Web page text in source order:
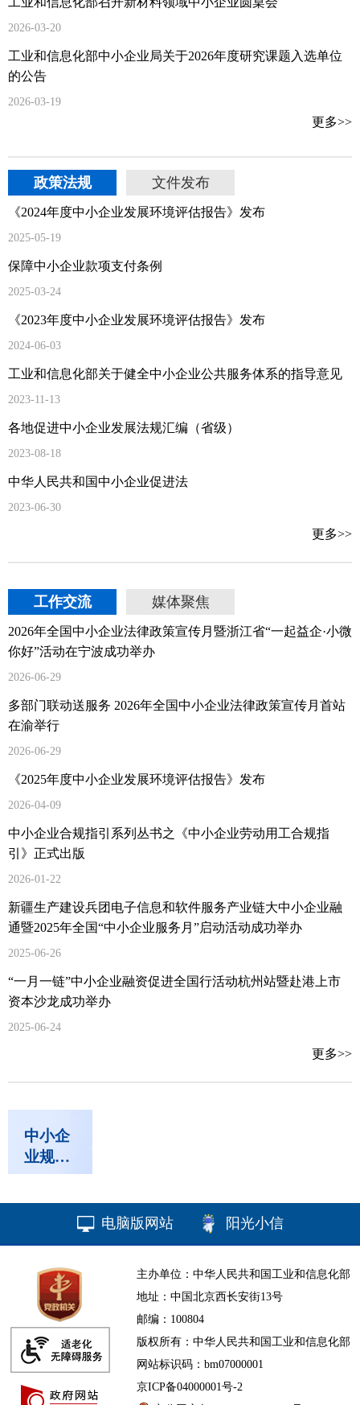
更多>>
2026-03-20
工业和信息化部中小企业局关于2026年度研究课题入选单位
的公告
2026-03-19
政策法规 文件发布
更多>>
《2024年度中小企业发展环境评估报告》发布
2025-05-19
保障中小企业款项支付条例
2025-03-24
《2023年度中小企业发展环境评估报告》发布
2024-06-03
工业和信息化部关于健全中小企业公共服务体系的指导意见
2023-11-13
各地促进中小企业发展法规汇编（省级）
2023-08-18
中华人民共和国中小企业促进法
2023-06-30
工作交流 媒体聚焦
更多>>
2026年全国中小企业法律政策宣传月暨浙江省“一起益企·小微
你好”活动在宁波成功举办
2026-06-29
多部门联动送服务 2026年全国中小企业法律政策宣传月首站
在渝举行
2026-06-29
《2025年度中小企业发展环境评估报告》发布
2026-04-09
中小企业合规指引系列丛书之《中小企业劳动用工合规指
引》正式出版
2026-01-22
新疆生产建设兵团电子信息和软件服务产业链大中小企业融
通暨2025年全国“中小企业服务月”启动活动成功举办
2025-06-26
“一月一链”中小企业融资促进全国行活动杭州站暨赴港上市
资本沙龙成功举办
2025-06-24
中小企
业规模
类型自
电脑版网站 阳光小信
主办单位：中华人民共和国工业和信息化部
地址：中国北京西长安街13号
邮编：100804
版权所有：中华人民共和国工业和信息化部
网站标识码：bm07000001
京ICP备04000001号-2